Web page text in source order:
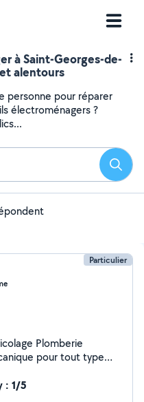
à Saint-Georges-de-
alentours
personne pour réparer
électroménagers ?
Particulier
: 1/5